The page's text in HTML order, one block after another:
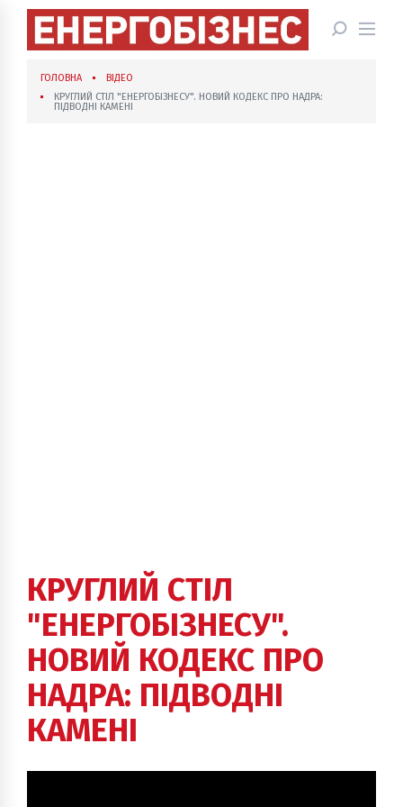
ГОЛОВНА
ВІДЕО
КРУГЛИЙ СТІЛ "ЕНЕРГОБІЗНЕСУ". НОВИЙ КОДЕКС ПРО НАДРА:
ПІДВОДНІ КАМЕНІ
КРУГЛИЙ СТІЛ
"ЕНЕРГОБІЗНЕСУ".
НОВИЙ КОДЕКС ПРО
НАДРА: ПІДВОДНІ
КАМЕНІ